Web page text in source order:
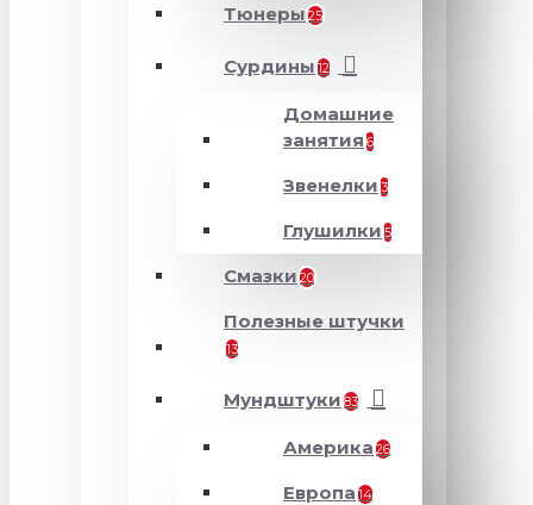
Тюнеры 25
Сурдины 12
Домашние
занятия 6
Звенелки 3
Глушилки 5
Смазки 20
Полезные штучки
13
Мундштуки 83
Америка 26
Европа 14